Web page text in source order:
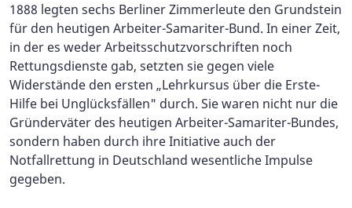
1888 legten sechs Berliner Zimmerleute den Grundstein
für den heutigen Arbeiter-Samariter-Bund. In einer Zeit,
in der es weder Arbeitsschutzvorschriften noch
Rettungsdienste gab, setzten sie gegen viele
Widerstände den ersten „Lehrkursus über die Erste-
Hilfe bei Unglücksfällen" durch. Sie waren nicht nur die
Gründerväter des heutigen Arbeiter-Samariter-Bundes,
sondern haben durch ihre Initiative auch der
Notfallrettung in Deutschland wesentliche Impulse
gegeben.